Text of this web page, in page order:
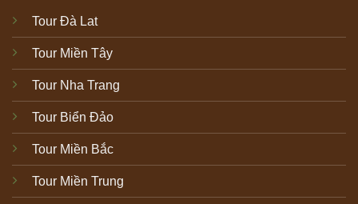
Tour Đà Lat
Tour Miền Tây
Tour Nha Trang
Tour Biển Đảo
Tour Miền Bắc
Tour Miền Trung